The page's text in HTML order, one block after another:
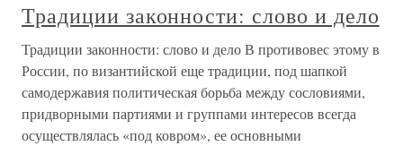
Традиции законности: слово и дело
Традиции законности: слово и дело В противовес этому в
России, по византийской еще традиции, под шапкой
самодержавия политическая борьба между сословиями,
придворными партиями и группами интересов всегда
осуществлялась «под ковром», ее основными